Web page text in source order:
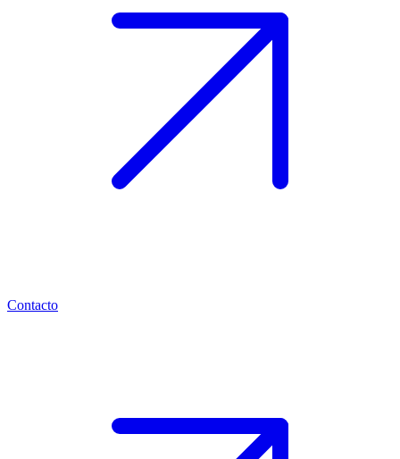
Contacto